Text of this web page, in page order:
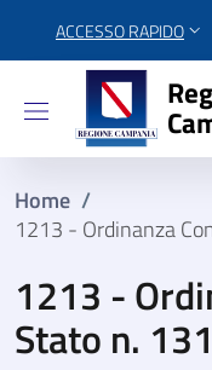
ACCESSO RAPIDO
Home /
1213 - Ordinanza
1213 -
Stato n.